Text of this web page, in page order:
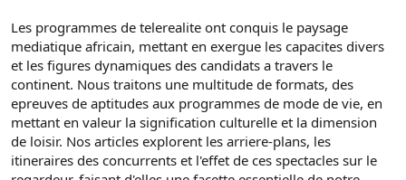
Les programmes de telerealite ont conquis le paysage
mediatique africain, mettant en exergue les capacites divers
et les figures dynamiques des candidats a travers le
continent. Nous traitons une multitude de formats, des
epreuves de aptitudes aux programmes de mode de vie, en
mettant en valeur la signification culturelle et la dimension
de loisir. Nos articles explorent les arriere-plans, les
itineraires des concurrents et l'effet de ces spectacles sur le